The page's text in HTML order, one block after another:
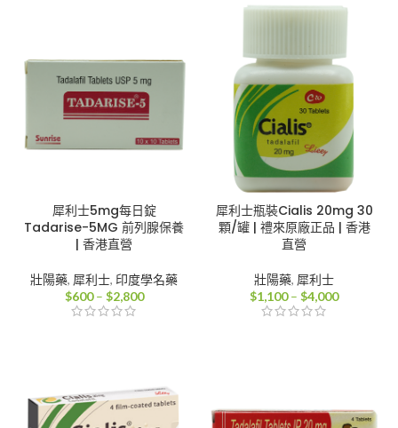
犀利士5mg每日錠
Tadarise-5MG 前列腺保養
| 香港直營
壯陽藥, 犀利士, 印度學名藥
$600 – $2,800價
$2,800
犀利士瓶裝Cialis 20mg 30
顆/罐 | 禮來原廠正品 | 香港
直營
壯陽藥, 犀利士
$1,100 – $4,000價